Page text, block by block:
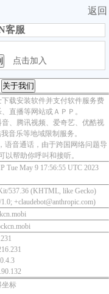
返回
客服
点击加入
关于我们
载安装软件并支付软件服务费
直播等网站或ＡＰＰ。
、腾讯视频、爱奇艺、优酷视
音乐等地域限制服务。
语音通话，由于跨国网络问题导
帮助你呼叫和接听。
Tue May 9 17:56:55 UTC 2023
537.36 (KHTML, like Gecko)
+claudebot@anthropic.com)
标